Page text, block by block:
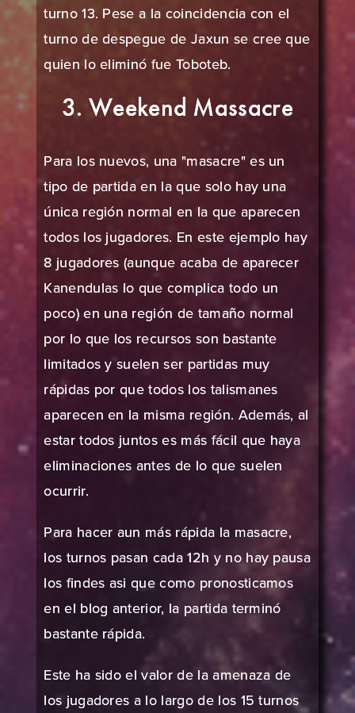
turno 13. Pese a la coincidencia con el
turno de despegue de Jaxun se cree que
quien lo eliminó fue Toboteb.
3. Weekend Massacre
Para los nuevos, una "masacre" es un
tipo de partida en la que solo hay una
única región normal en la que aparecen
todos los jugadores. En este ejemplo hay
8 jugadores (aunque acaba de aparecer
Kanendulas lo que complica todo un
poco) en una región de tamaño normal
por lo que los recursos son bastante
limitados y suelen ser partidas muy
rápidas por que todos los talismanes
aparecen en la misma región. Además, al
estar todos juntos es más fácil que haya
eliminaciones antes de lo que suelen
ocurrir.
Para hacer aun más rápida la masacre,
los turnos pasan cada 12h y no hay pausa
los findes asi que como pronosticamos
en el blog anterior, la partida terminó
bastante rápida.
Este ha sido el valor de la amenaza de
los jugadores a lo largo de los 15 turnos